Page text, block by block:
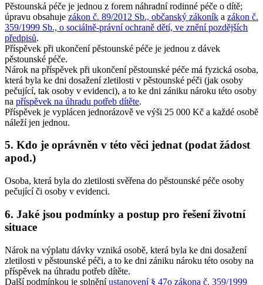
Pěstounská péče je jednou z forem náhradní rodinné péče o dítě;
úpravu obsahuje zákon č. 89/2012 Sb., občanský zákoník a zákon č.
359/1999 Sb., o sociálně-právní ochraně dětí, ve znění pozdějších
předpisů.
Příspěvek při ukončení pěstounské péče je jednou z dávek
pěstounské péče.
Nárok na příspěvek při ukončení pěstounské péče má fyzická osoba,
která byla ke dni dosažení zletilosti v pěstounské péči (jak osoby
pečující, tak osoby v evidenci), a to ke dni zániku nároku této osoby
na příspěvek na úhradu potřeb dítěte.
Příspěvek je vyplácen jednorázově ve výši 25 000 Kč a každé osobě
náleží jen jednou.
5. Kdo je oprávněn v této věci jednat (podat žádost
apod.)
Osoba, která byla do zletilosti svěřena do pěstounské péče osoby
pečující či osoby v evidenci.
6. Jaké jsou podmínky a postup pro řešení životní
situace
Nárok na výplatu dávky vzniká osobě, která byla ke dni dosažení
zletilosti v pěstounské péči, a to ke dni zániku nároku této osoby na
příspěvek na úhradu potřeb dítěte.
Další podmínkou je splněníustanovení § 47o zákona č. 359/1999